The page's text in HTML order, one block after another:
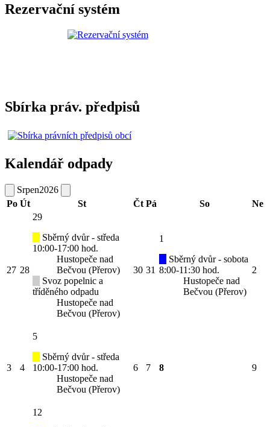
Rezervační systém
Sbírka práv. předpisů
Kalendář odpady
Srpen2026
Po Út St Čt Pá So Ne
27 28
29
Sběrný dvůr - středa
10:00-17:00 hod.
Hustopeče nad
Bečvou (Přerov)
Svoz popelnic a
tříděného odpadu
Hustopeče nad
Bečvou (Přerov)
30 31
1
Sběrný dvůr - sobota
8:00-11:30 hod.
Hustopeče nad
Bečvou (Přerov)
2
3 4
5
Sběrný dvůr - středa
10:00-17:00 hod.
Hustopeče nad
Bečvou (Přerov)
6 7 8 9
12